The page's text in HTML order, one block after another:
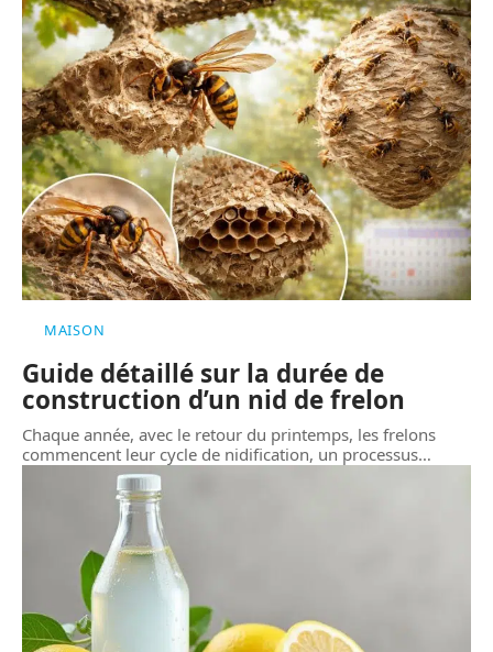
MAISON
Guide détaillé sur la durée de
construction d’un nid de frelon
Chaque année, avec le retour du printemps, les frelons
commencent leur cycle de nidification, un processus…